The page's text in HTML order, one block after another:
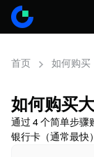
首页 如何购买
如何购买
通过 4 个简单步
银行卡（通常最快